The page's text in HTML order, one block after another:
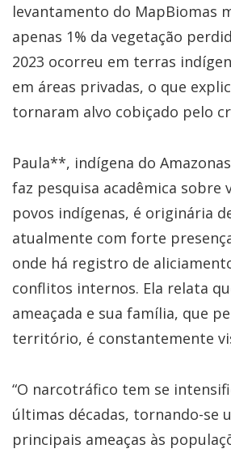
levantamento do MapBiomas
apenas 1% da vegetação
2023 ocorreu em terras
em áreas privadas, o que
tornaram alvo cobiçado pelo
Paula**, indígena do
faz pesquisa acadêmica sobre
povos indígenas, é originária
atualmente com forte
onde há registro de
conflitos internos. Ela relata
ameaçada e sua família, que
território, é constantemente
“O narcotráfico tem se
últimas décadas, tornando-se
principais ameaças às